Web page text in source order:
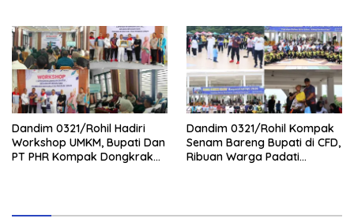
Dandim 0321/Rohil Hadiri
Workshop UMKM, Bupati Dan
PT PHR Kompak Dongkrak
Dandim 0321/Rohil Kompak
Senam Bareng Bupati di CFD,
Ribuan Warga Padati